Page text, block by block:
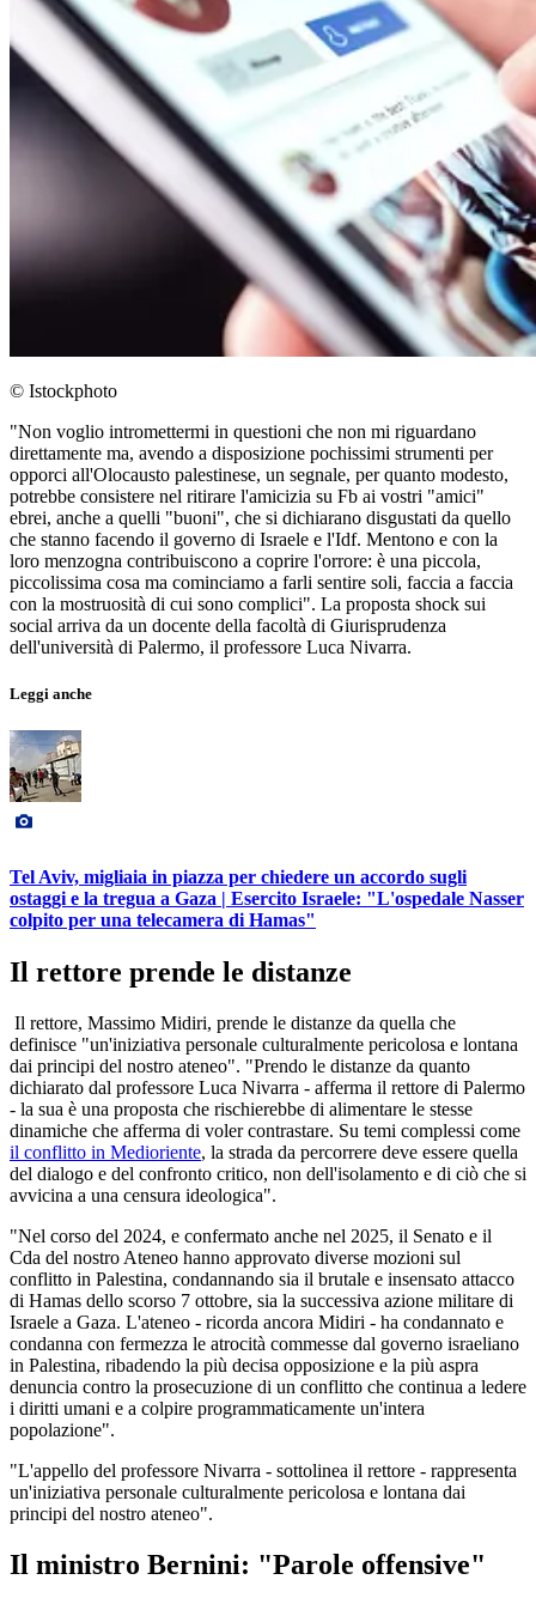
© Istockphoto
"Non voglio intromettermi in questioni che non mi riguardano
direttamente ma, avendo a disposizione pochissimi strumenti per
opporci all'Olocausto palestinese, un segnale, per quanto modesto,
potrebbe consistere nel ritirare l'amicizia su Fb ai vostri "amici"
ebrei, anche a quelli "buoni", che si dichiarano disgustati da quello
che stanno facendo il governo di Israele e l'Idf. Mentono e con la
loro menzogna contribuiscono a coprire l'orrore: è una piccola,
piccolissima cosa ma cominciamo a farli sentire soli, faccia a faccia
con la mostruosità di cui sono complici". La proposta shock sui
social arriva da un docente della facoltà di Giurisprudenza
dell'università di Palermo, il professore Luca Nivarra.
Leggi anche
Tel Aviv, migliaia in piazza per chiedere un accordo sugli
ostaggi e la tregua a Gaza | Esercito Israele: "L'ospedale Nasser
colpito per una telecamera di Hamas"
Il rettore prende le distanze
Il rettore, Massimo Midiri, prende le distanze da quella che
definisce "un'iniziativa personale culturalmente pericolosa e lontana
dai principi del nostro ateneo". "Prendo le distanze da quanto
dichiarato dal professore Luca Nivarra - afferma il rettore di Palermo
- la sua è una proposta che rischierebbe di alimentare le stesse
dinamiche che afferma di voler contrastare. Su temi complessi come
il conflitto in Medioriente, la strada da percorrere deve essere quella
del dialogo e del confronto critico, non dell'isolamento e di ciò che si
avvicina a una censura ideologica".
"Nel corso del 2024, e confermato anche nel 2025, il Senato e il
Cda del nostro Ateneo hanno approvato diverse mozioni sul
conflitto in Palestina, condannando sia il brutale e insensato attacco
di Hamas dello scorso 7 ottobre, sia la successiva azione militare di
Israele a Gaza. L'ateneo - ricorda ancora Midiri - ha condannato e
condanna con fermezza le atrocità commesse dal governo israeliano
in Palestina, ribadendo la più decisa opposizione e la più aspra
denuncia contro la prosecuzione di un conflitto che continua a ledere
i diritti umani e a colpire programmaticamente un'intera
popolazione".
"L'appello del professore Nivarra - sottolinea il rettore - rappresenta
un'iniziativa personale culturalmente pericolosa e lontana dai
principi del nostro ateneo".
Il ministro Bernini: "Parole offensive"